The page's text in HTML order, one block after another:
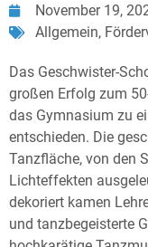
November 19,
Allgemein,
Das Geschwister-
großen Erfolg zum
das Gymnasium zu
entschieden. Die
Tanzfläche, von den
Lichteffekten
dekoriert kamen
und tanzbegeisterte